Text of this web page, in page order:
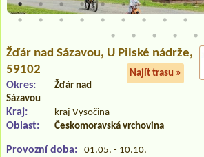
Žďár nad Sázavou, U Pilské nádrže,
59102
Najít trasu »
Okres:
Žďár nad
Sázavou
Kraj: kraj Vysočina
Oblast: Českomoravská vrchovina
Provozní doba: 01.05. - 10.10.